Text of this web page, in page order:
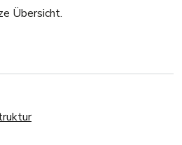
Übersicht.